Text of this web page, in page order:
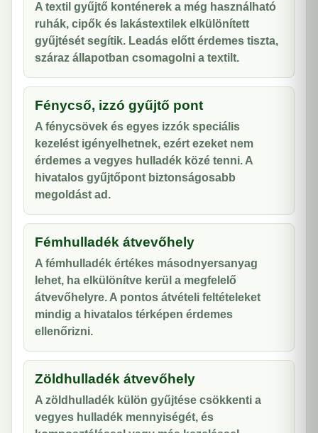
A textil gyűjtő konténerek a még használható
ruhák, cipők és lakástextilek elkülönített
gyűjtését segítik. Leadás előtt érdemes tiszta,
száraz állapotban csomagolni a textilt.
Fénycső, izzó gyűjtő pont
A fénycsövek és egyes izzók speciális
kezelést igényelhetnek, ezért ezeket nem
érdemes a vegyes hulladék közé tenni. A
hivatalos gyűjtőpont biztonságosabb
megoldást ad.
Fémhulladék átvevőhely
A fémhulladék értékes másodnyersanyag
lehet, ha elkülönítve kerül a megfelelő
átvevőhelyre. A pontos átvételi feltételeket
mindig a hivatalos térképen érdemes
ellenőrizni.
Zöldhulladék átvevőhely
A zöldhulladék külön gyűjtése csökkenti a
vegyes hulladék mennyiségét, és